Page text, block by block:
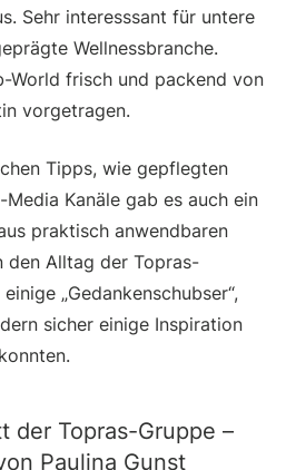
Sehr interesssant für untere
Wellnessbranche.
World frisch und packend von
vorgetragen.
Tipps, wie gepflegten
Kanäle gab es auch ein
praktisch anwendbaren
den Alltag der Topras-
„Gedankenschubser“,
sicher einige Inspiration
der Topras-Gruppe –
Paulina Gunst